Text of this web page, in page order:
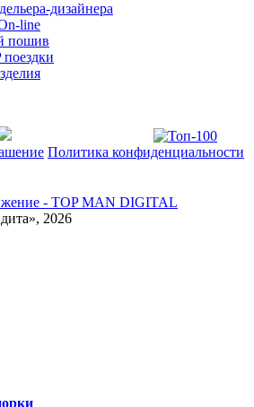
дизайнера
line
пошив
Политика конфиденциальности
2026